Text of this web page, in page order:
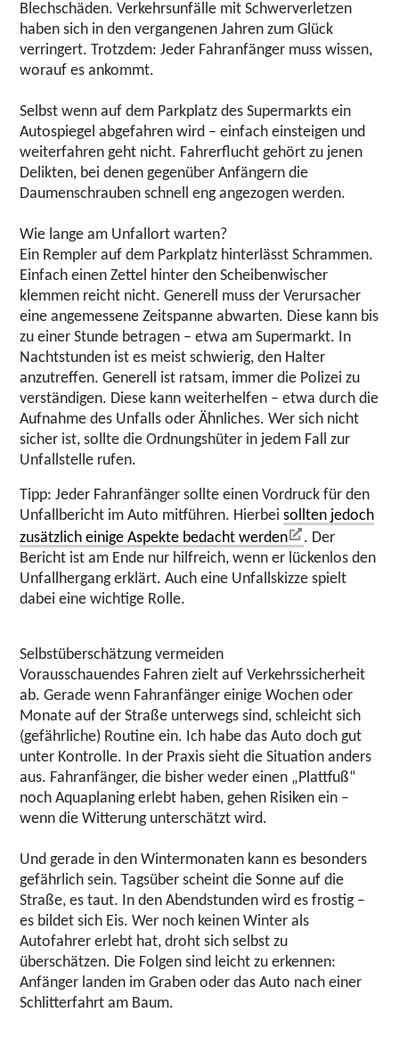
Blechschäden. Verkehrsunfälle mit Schwerverletzen
haben sich in den vergangenen Jahren zum Glück
verringert. Trotzdem: Jeder Fahranfänger muss wissen,
worauf es ankommt.
Selbst wenn auf dem Parkplatz des Supermarkts ein
Autospiegel abgefahren wird – einfach einsteigen und
weiterfahren geht nicht. Fahrerflucht gehört zu jenen
Delikten, bei denen gegenüber Anfängern die
Daumenschrauben schnell eng angezogen werden.
Wie lange am Unfallort warten?
Ein Rempler auf dem Parkplatz hinterlässt Schrammen.
Einfach einen Zettel hinter den Scheibenwischer
klemmen reicht nicht. Generell muss der Verursacher
eine angemessene Zeitspanne abwarten. Diese kann bis
zu einer Stunde betragen – etwa am Supermarkt. In
Nachtstunden ist es meist schwierig, den Halter
anzutreffen. Generell ist ratsam, immer die Polizei zu
verständigen. Diese kann weiterhelfen – etwa durch die
Aufnahme des Unfalls oder Ähnliches. Wer sich nicht
sicher ist, sollte die Ordnungshüter in jedem Fall zur
Unfallstelle rufen.
Tipp: Jeder Fahranfänger sollte einen Vordruck für den
Unfallbericht im Auto mitführen. Hierbeisollten jedoch
zusätzlich einige Aspekte bedacht werden
. Der
Bericht ist am Ende nur hilfreich, wenn er lückenlos den
Unfallhergang erklärt. Auch eine Unfallskizze spielt
dabei eine wichtige Rolle.
Selbstüberschätzung vermeiden
Vorausschauendes Fahren zielt auf Verkehrssicherheit
ab. Gerade wenn Fahranfänger einige Wochen oder
Monate auf der Straße unterwegs sind, schleicht sich
(gefährliche) Routine ein. Ich habe das Auto doch gut
unter Kontrolle. In der Praxis sieht die Situation anders
aus. Fahranfänger, die bisher weder einen „Plattfuß“
noch Aquaplaning erlebt haben, gehen Risiken ein –
wenn die Witterung unterschätzt wird.
Und gerade in den Wintermonaten kann es besonders
gefährlich sein. Tagsüber scheint die Sonne auf die
Straße, es taut. In den Abendstunden wird es frostig –
es bildet sich Eis. Wer noch keinen Winter als
Autofahrer erlebt hat, droht sich selbst zu
überschätzen. Die Folgen sind leicht zu erkennen:
Anfänger landen im Graben oder das Auto nach einer
Schlitterfahrt am Baum.